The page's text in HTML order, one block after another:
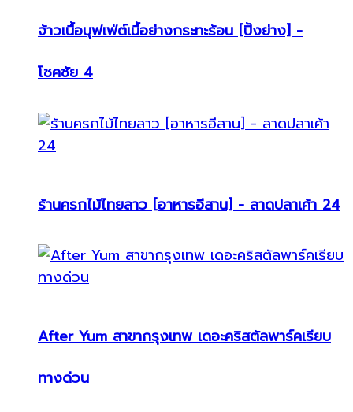
จ้าวเนื้อบุฟเฟ่ต์เนื้อย่างกระทะร้อน [ปิ้งย่าง] -
โชคชัย 4
ร้านครกไม้ไทยลาว [อาหารอีสาน] - ลาดปลาเค้า 24
After Yum สาขากรุงเทพ เดอะคริสตัลพาร์คเรียบ
ทางด่วน